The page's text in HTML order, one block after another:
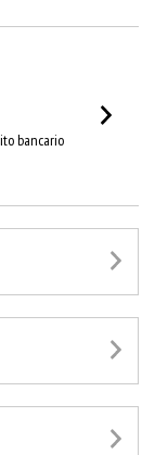
bancario